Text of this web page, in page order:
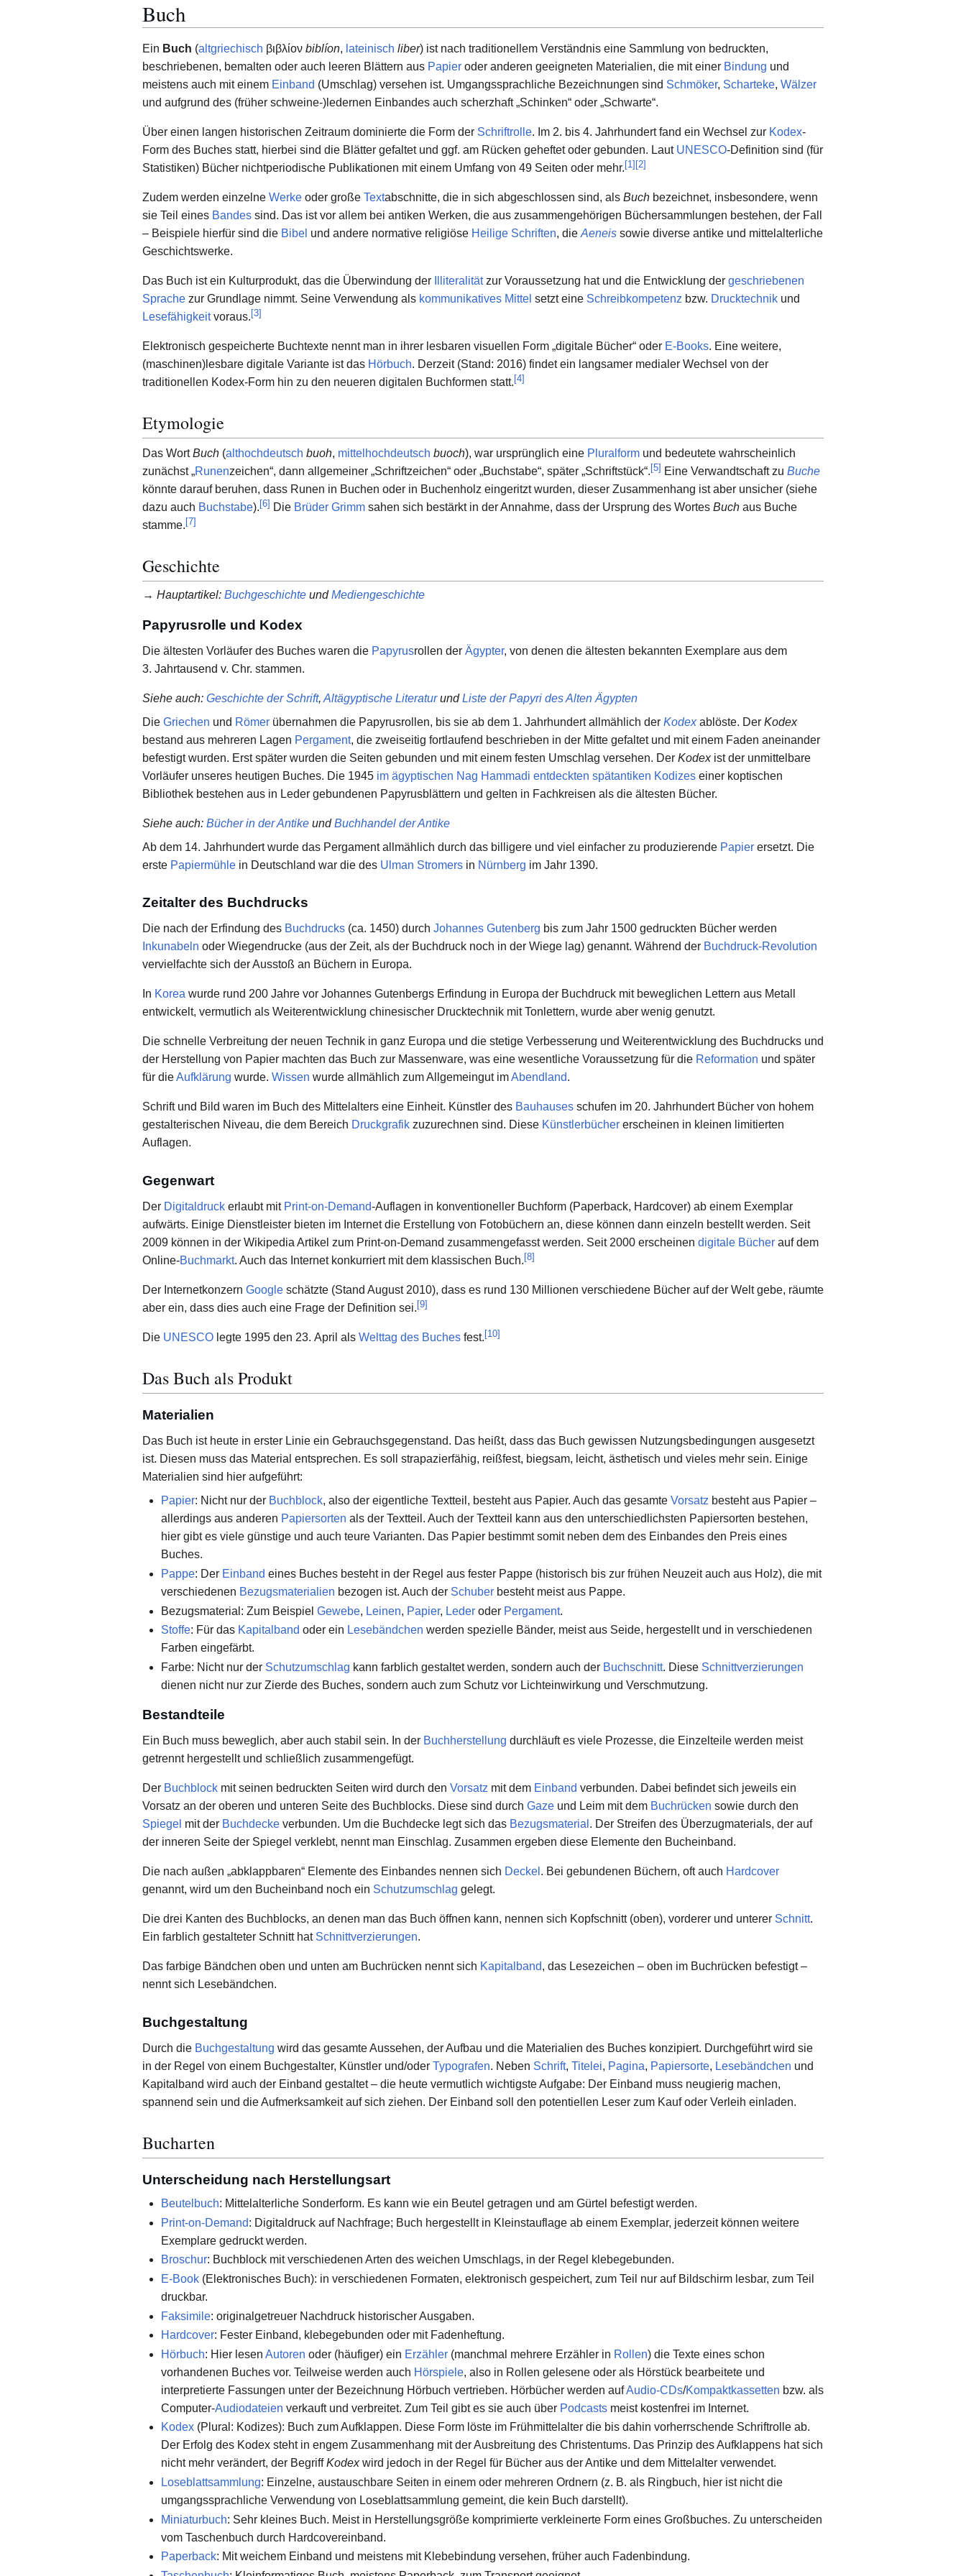
Buch
Ein Buch (altgriechisch βιβλίον biblíon, lateinisch liber) ist nach traditionellem Verständnis eine Sammlung von bedruckten,
beschriebenen, bemalten oder auch leeren Blättern aus Papier oder anderen geeigneten Materialien, die mit einer Bindung und
meistens auch mit einem Einband (Umschlag) versehen ist. Umgangssprachliche Bezeichnungen sind Schmöker, Scharteke, Wälzer
und aufgrund des (früher schweine-)ledernen Einbandes auch scherzhaft „Schinken“ oder „Schwarte“.
Über einen langen historischen Zeitraum dominierte die Form der Schriftrolle. Im 2. bis 4. Jahrhundert fand ein Wechsel zur Kodex-
Form des Buches statt, hierbei sind die Blätter gefaltet und ggf. am Rücken geheftet oder gebunden. Laut UNESCO-Definition sind (für
Statistiken) Bücher nichtperiodische Publikationen mit einem Umfang von 49 Seiten oder mehr.[1][2]
Zudem werden einzelne Werke oder große Text­abschnitte, die in sich abgeschlossen sind, als Buch bezeichnet, insbesondere, wenn
sie Teil eines Bandes sind. Das ist vor allem bei antiken Werken, die aus zusammengehörigen Büchersammlungen bestehen, der Fall
– Beispiele hierfür sind die Bibel und andere normative religiöse Heilige Schriften, die Aeneis sowie diverse antike und mittelalterliche
Geschichtswerke.
Das Buch ist ein Kulturprodukt, das die Überwindung der Illiteralitätzur Voraussetzung hat und die Entwicklung der geschriebenen
Sprache zur Grundlage nimmt. Seine Verwendung als kommunikatives Mittel setzt eine Schreibkompetenz bzw. Drucktechnik und
Lesefähigkeitvoraus.[3]
Elektronisch gespeicherte Buchtexte nennt man in ihrer lesbaren visuellen Form „digitale Bücher“ oder E-Books. Eine weitere,
(maschinen)lesbare digitale Variante ist das Hörbuch. Derzeit (Stand: 2016) findet ein langsamer medialer Wechsel von der
traditionellen Kodex-Form hin zu den neueren digitalen Buchformen statt.[4]
Etymologie
Das WortBuch (althochdeutsch buoh, mittelhochdeutsch buoch), war ursprünglich eine Pluralform und bedeutete wahrscheinlich
zunächst „Runenzeichen“, dann allgemeiner „Schriftzeichen“ oder „Buchstabe“, später „Schriftstück“. [5] Eine Verwandtschaft zu Buche
könnte darauf beruhen, dass Runen in Buchen oder in Buchenholz eingeritzt wurden, dieser Zusammenhang ist aber unsicher (siehe
dazu auch Buchstabe). [6] Die Brüder Grimm sahen sich bestärkt in der Annahme, dass der Ursprung des Wortes Buch aus Buche
stamme. [7]
Geschichte
→ Hauptartikel: Buchgeschichte undMediengeschichte
Papyrusrolle und Kodex
Die ältesten Vorläufer des Buches waren die Papyrusrollen der Ägypter, von denen die ältesten bekannten Exemplare aus dem
3. Jahrtausend v. Chr. stammen.
Siehe auch: Geschichte der Schrift, Altägyptische LiteraturundListe der Papyri des Alten Ägypten
Die Griechen und Römer übernahmen die Papyrusrollen, bis sie ab dem 1. Jahrhundert allmählich der Kodexablöste. Der Kodex
bestand aus mehreren Lagen Pergament, die zweiseitig fortlaufend beschrieben in der Mitte gefaltet und mit einem Faden aneinander
befestigt wurden. Erst später wurden die Seiten gebunden und mit einem festen Umschlag versehen. Der Kodexist der unmittelbare
Vorläufer unseres heutigen Buches. Die 1945 im ägyptischen Nag Hammadi entdeckten spätantiken Kodizes einer koptischen
Bibliothek bestehen aus in Leder gebundenen Papyrusblättern und gelten in Fachkreisen als die ältesten Bücher.
Siehe auch: Bücher in der Antike undBuchhandel der Antike
Ab dem 14. Jahrhundert wurde das Pergament allmählich durch das billigere und viel einfacher zu produzierende Papier ersetzt. Die
erste Papiermühle in Deutschland war die des Ulman Stromers in Nürnberg im Jahr 1390.
Zeitalter des Buchdrucks
Die nach der Erfindung des Buchdrucks (ca. 1450) durch Johannes Gutenberg bis zum Jahr 1500 gedruckten Bücher werden
Inkunabeln oder Wiegendrucke (aus der Zeit, als der Buchdruck noch in der Wiege lag) genannt. Während der Buchdruck-Revolution
vervielfachte sich der Ausstoß an Büchern in Europa.
In Korea wurde rund 200 Jahre vor Johannes Gutenbergs Erfindung in Europa der Buchdruck mit beweglichen Lettern aus Metall
entwickelt, vermutlich als Weiterentwicklung chinesischer Drucktechnik mit Tonlettern, wurde aber wenig genutzt.
Die schnelle Verbreitung der neuen Technik in ganz Europa und die stetige Verbesserung und Weiterentwicklung des Buchdrucks und
der Herstellung von Papier machten das Buch zur Massenware, was eine wesentliche Voraussetzung für die Reformation und später
für dieAufklärung wurde. Wissen wurde allmählich zum Allgemeingut imAbendland.
Schrift und Bild waren im Buch des Mittelalters eine Einheit. Künstler des Bauhauses schufen im 20. Jahrhundert Bücher von hohem
gestalterischen Niveau, die dem Bereich Druckgrafik zuzurechnen sind. Diese Künstlerbücher erscheinen in kleinen limitierten
Auflagen.
Gegenwart
Der Digitaldruck erlaubt mit Print-on-Demand-Auflagen in konventioneller Buchform (Paperback, Hardcover) ab einem Exemplar
aufwärts. Einige Dienstleister bieten im Internet die Erstellung von Fotobüchern an, diese können dann einzeln bestellt werden. Seit
2009 können in der Wikipedia Artikel zum Print-on-Demand zusammengefasst werden. Seit 2000 erscheinen digitale Bücher auf dem
Online-Buchmarkt. Auch das Internet konkurriert mit dem klassischen Buch.[8]
Der Internetkonzern Google schätzte (Stand August 2010), dass es rund 130 Millionen verschiedene Bücher auf der Welt gebe, räumte
aber ein, dass dies auch eine Frage der Definition sei.[9]
Die UNESCO legte 1995 den 23. April als Welttag des Buches fest.[10]
Das Buch als Produkt
Materialien
Das Buch ist heute in erster Linie ein Gebrauchsgegenstand. Das heißt, dass das Buch gewissen Nutzungsbedingungen ausgesetzt
ist. Diesen muss das Material entsprechen. Es soll strapazierfähig, reißfest, biegsam, leicht, ästhetisch und vieles mehr sein. Einige
Materialien sind hier aufgeführt:
Papier: Nicht nur der Buchblock, also der eigentliche Textteil, besteht aus Papier. Auch das gesamte Vorsatzbesteht aus Papier –
allerdings aus anderen Papiersorten als der Textteil. Auch der Textteil kann aus den unterschiedlichsten Papiersorten bestehen,
hier gibt es viele günstige und auch teure Varianten. Das Papier bestimmt somit neben dem des Einbandes den Preis eines
Buches.
Pappe: Der Einband eines Buches besteht in der Regel aus fester Pappe (historisch bis zur frühen Neuzeit auch aus Holz), die mit
verschiedenen Bezugsmaterialien bezogen ist. Auch der Schuberbesteht meist aus Pappe.
Bezugsmaterial: Zum Beispiel Gewebe, Leinen, Papier, Lederoder Pergament.
Stoffe: Für das Kapitalband oder ein Lesebändchen werden spezielle Bänder, meist aus Seide, hergestellt und in verschiedenen
Farben eingefärbt.
Farbe: Nicht nur der Schutzumschlag kann farblich gestaltet werden, sondern auch der Buchschnitt. Diese Schnittverzierungen
dienen nicht nur zur Zierde des Buches, sondern auch zum Schutz vor Lichteinwirkung und Verschmutzung.
Bestandteile
Ein Buch muss beweglich, aber auch stabil sein. In der Buchherstellung durchläuft es viele Prozesse, die Einzelteile werden meist
getrennt hergestellt und schließlich zusammengefügt.
Der Buchblock mit seinen bedruckten Seiten wird durch den Vorsatz mit dem Einband verbunden. Dabei befindet sich jeweils ein
Vorsatz an der oberen und unteren Seite des Buchblocks. Diese sind durch Gaze und Leim mit dem Buchrücken sowie durch den
Spiegel mit der Buchdecke verbunden. Um die Buchdecke legt sich das Bezugsmaterial . Der Streifen des Überzugmaterials, der auf
der inneren Seite der Spiegel verklebt, nennt man Einschlag. Zusammen ergeben diese Elemente den Bucheinband.
Die nach außen „abklappbaren“ Elemente des Einbandes nennen sich Deckel . Bei gebundenen Büchern, oft auch Hardcover
genannt, wird um den Bucheinband noch ein Schutzumschlag gelegt.
Die drei Kanten des Buchblocks, an denen man das Buch öffnen kann, nennen sich Kopfschnitt (oben), vorderer und unterer Schnitt.
Ein farblich gestalteter Schnitt hat Schnittverzierungen.
Das farbige Bändchen oben und unten am Buchrücken nennt sich Kapitalband, das Lesezeichen – oben im Buchrücken befestigt –
nennt sich Lesebändchen.
Buchgestaltung
Durch die Buchgestaltung wird das gesamte Aussehen, der Aufbau und die Materialien des Buches konzipiert. Durchgeführt wird sie
in der Regel von einem Buchgestalter, Künstler und/oder Typografen. Neben Schrift, Titelei, Pagina, Papiersorte, Lesebändchen und
Kapitalband wird auch der Einband gestaltet – die heute vermutlich wichtigste Aufgabe: Der Einband muss neugierig machen,
spannend sein und die Aufmerksamkeit auf sich ziehen. Der Einband soll den potentiellen Leser zum Kauf oder Verleih einladen.
Bucharten
Unterscheidung nach Herstellungsart
Beutelbuch: Mittelalterliche Sonderform. Es kann wie ein Beutel getragen und am Gürtel befestigt werden.
Print-on-Demand: Digitaldruck auf Nachfrage; Buch hergestellt in Kleinstauflage ab einem Exemplar, jederzeit können weitere
Exemplare gedruckt werden.
Broschur: Buchblock mit verschiedenen Arten des weichen Umschlags, in der Regel klebegebunden.
E-Book(Elektronisches Buch): in verschiedenen Formaten, elektronisch gespeichert, zum Teil nur auf Bildschirm lesbar, zum Teil
druckbar.
Faksimile: originalgetreuer Nachdruck historischer Ausgaben.
Hardcover: Fester Einband, klebegebunden oder mit Fadenheftung.
Hörbuch: Hier lesen Autoren oder (häufiger) ein Erzähler(manchmal mehrere Erzähler in Rollen) die Texte eines schon
vorhandenen Buches vor. Teilweise werden auch Hörspiele, also in Rollen gelesene oder als Hörstück bearbeitete und
interpretierte Fassungen unter der Bezeichnung Hörbuch vertrieben. Hörbücher werden aufAudio-CDs/Kompaktkassetten bzw. als
Computer-Audiodateien verkauft und verbreitet. Zum Teil gibt es sie auch über Podcastsmeist kostenfrei im Internet.
Kodex(Plural: Kodizes): Buch zum Aufklappen. Diese Form löste im Frühmittelalter die bis dahin vorherrschende Schriftrolle ab.
Der Erfolg des Kodex steht in engem Zusammenhang mit der Ausbreitung des Christentums. Das Prinzip des Aufklappens hat sich
nicht mehr verändert, der BegriffKodexwird jedoch in der Regel für Bücher aus der Antike und dem Mittelalter verwendet.
Loseblattsammlung: Einzelne, austauschbare Seiten in einem oder mehreren Ordnern (z. B. als Ringbuch, hier ist nicht die
umgangssprachliche Verwendung von Loseblattsammlung gemeint, die kein Buch darstellt).
Miniaturbuch: Sehr kleines Buch. Meist in Herstellungsgröße komprimierte verkleinerte Form eines Großbuches. Zu unterscheiden
vom Taschenbuch durch Hardcovereinband.
Paperback: Mit weichem Einband und meistens mit Klebebindung versehen, früher auch Fadenbindung.